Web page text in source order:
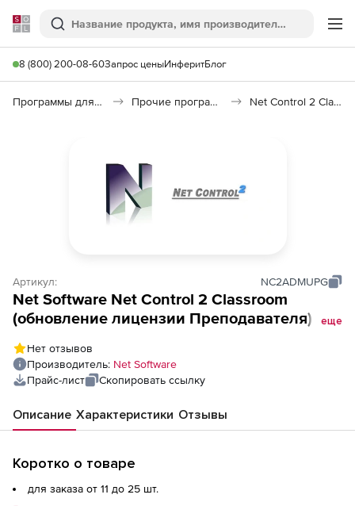
Softline
Поиск
8 (800) 200-08-60Запрос ценыИнферитБлог
Программы для образования и науки Прочие программы Net Control 2 Classroom
Артикул: NC2ADMUPG
Net Software Net Control 2 Classroom
(обновление лицензии Преподавателя), до
компьютеров
еще
Нет отзывов
Производитель: Net Software
Прайс-лист
Скопировать ссылку
Описание Характеристики Отзывы
Коротко о товаре
для заказа от 11 до 25 шт.